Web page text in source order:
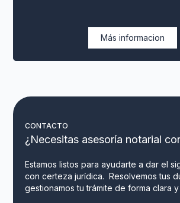
Más informacion
CONTACTO
¿Necesitas asesoría notarial
Estamos listos para ayudarte a dar el
con certeza jurídica. Resolvemos tus
gestionamos tu trámite de forma clara